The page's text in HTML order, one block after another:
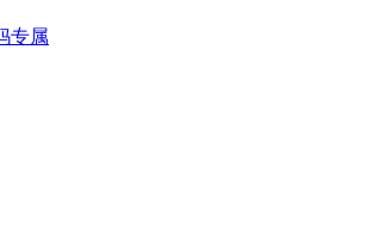
专属